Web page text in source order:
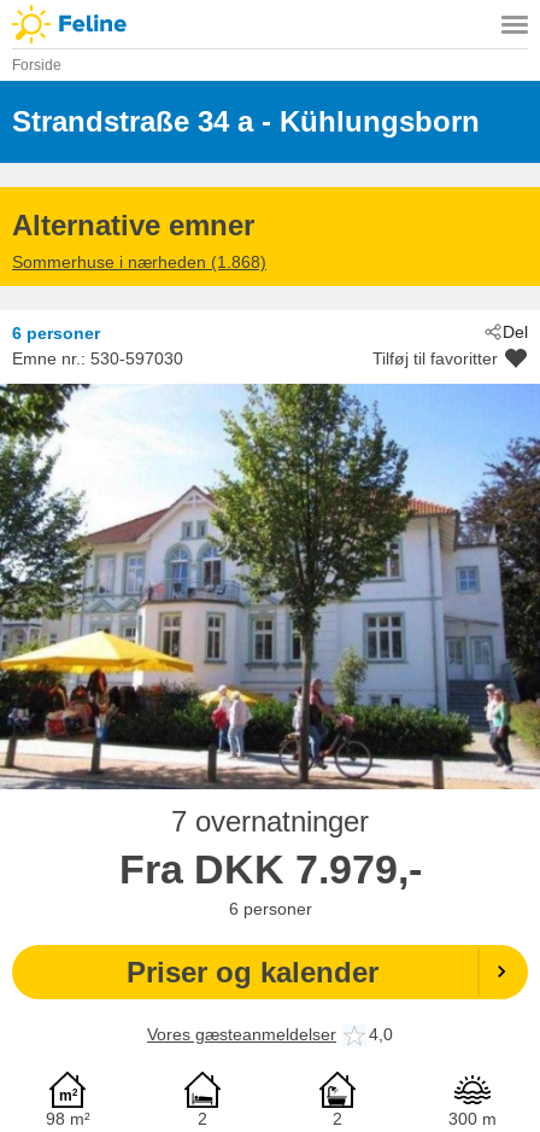
Forside
Strandstraße 34 a
- 18225
- Kühlungsborn
Alternative emner
Sommerhuse i nærheden (1.868)
Del
6 personer
Emne nr.: 530-597030 Tilføj til favoritter
7 overnatninger
Fra DKK 7.979,-
6 personer
Priser og kalender
Vores gæsteanmeldelser 4,0
98 m² 2 2 300 m